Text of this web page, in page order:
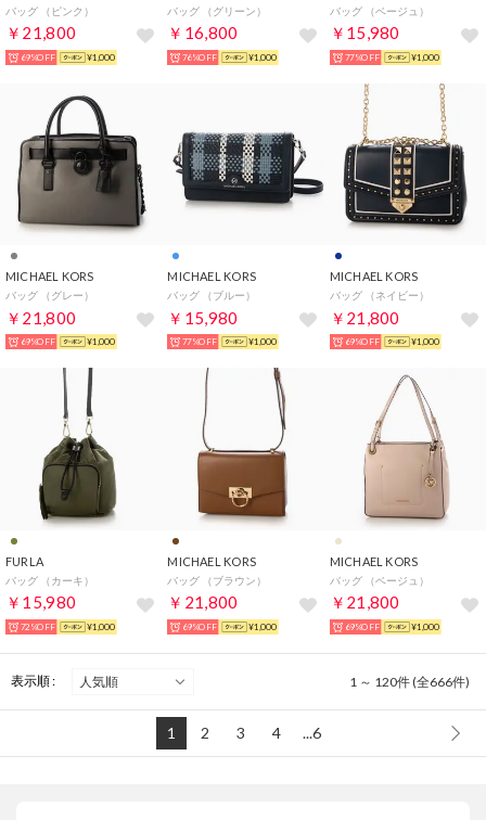
バッグ （ピンク）
￥21,800
69%OFF ¥1,000
バッグ （グリーン）
￥16,800
76%OFF ¥1,000
バッグ （ベージュ）
￥15,980
77%OFF ¥1,000
MICHAEL KORS
バッグ （グレー）
￥21,800
69%OFF ¥1,000
MICHAEL KORS
バッグ （ブルー）
￥15,980
77%OFF ¥1,000
MICHAEL KORS
バッグ （ネイビー）
￥21,800
69%OFF ¥1,000
FURLA
バッグ （カーキ）
￥15,980
72%OFF ¥1,000
MICHAEL KORS
バッグ （ブラウン）
￥21,800
69%OFF ¥1,000
MICHAEL KORS
バッグ （ベージュ）
￥21,800
69%OFF ¥1,000
表示順 : 1 ～ 120件 (全666件)
1 2 3 4 ...6